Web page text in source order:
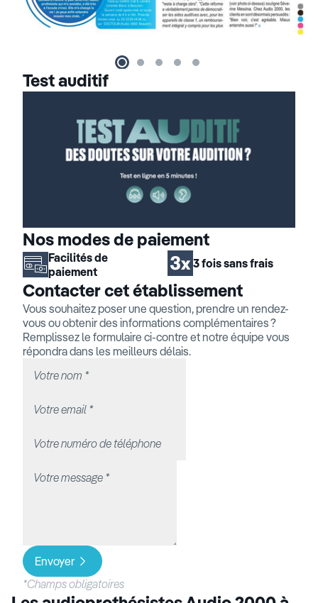
Test auditif
Nos modes de paiement
Facilités de
paiement
3 fois sans frais
Contacter cet établissement
Vous souhaitez poser une question, prendre un rendez-
vous ou obtenir des informations complémentaires ?
Remplissez le formulaire ci-contre et notre équipe vous
répondra dans les meilleurs délais.
Envoyer
*Champs obligatoires